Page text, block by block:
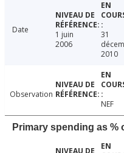
Date
1 juin
2006
31
2010
Observation
NEF
Primary spending as %